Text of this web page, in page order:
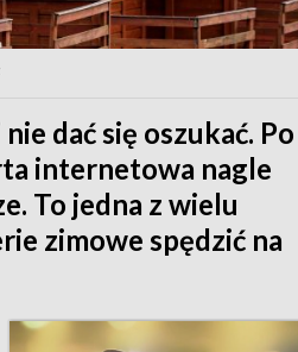
dać się oszukać. Po
internetowa nagle
To jedna z wielu
zimowe spędzić na